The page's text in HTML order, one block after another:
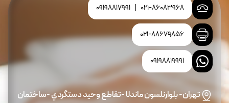
021-86083968
09198817991
021-88679856
09198819991
تهران- بلوارنلسون ماندلا -تقاطع وحيد دستگردي -ساختمان